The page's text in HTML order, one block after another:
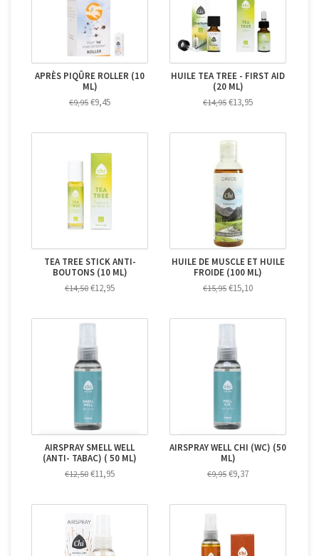
APRÈS PIQÛRE ROLLER (10
ML)
€9,95 €9,45
HUILE TEA TREE - FIRST AID
(20 ML)
€14,95 €13,95
TEA TREE STICK ANTI-
BOUTONS (10 ML)
€14,50 €12,95
HUILE DE MUSCLE ET HUILE
FROIDE (100 ML)
€15,95 €15,10
AIRSPRAY SMELL WELL
(ANTI- TABAC) ( 50 ML)
€12,50 €11,95
AIRSPRAY WELL CHI (WC) (50
ML)
€9,95 €9,37